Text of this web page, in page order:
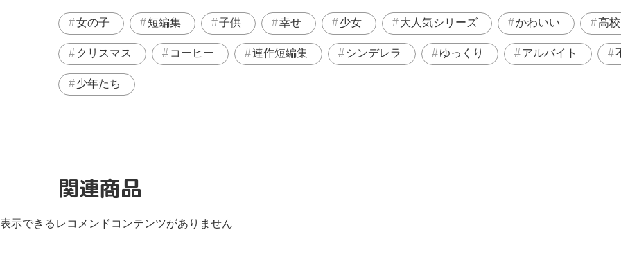
女の子 短編集 子供 幸せ 少女 大人気シリーズ かわいい 高校
クリスマス コーヒー 連作短編集 シンデレラ ゆっくり アルバイト
少年たち
関連商品
表示できるレコメンドコンテンツがありません